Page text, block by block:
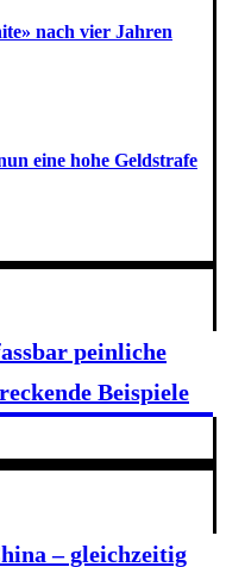
nach vier Jahren
eine hohe Geldstrafe
peinliche
Beispiele
– gleichzeitig